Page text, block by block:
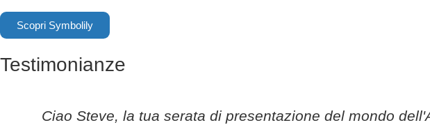
Scopri Symbolily
Testimonianze
Ciao Steve, la tua serata di presentazione del mondo